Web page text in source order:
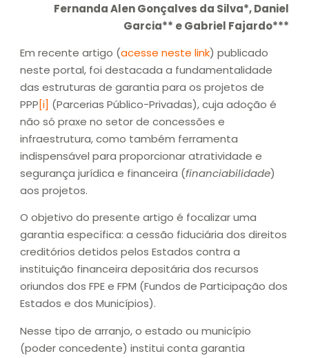
Fernanda Alen Gonçalves da Silva*, Daniel
Garcia** e Gabriel Fajardo***
Em recente artigo (acesse neste link) publicado
neste portal, foi destacada a fundamentalidade
das estruturas de garantia para os projetos de
PPP[i] (Parcerias Público-Privadas), cuja adoção é
não só praxe no setor de concessões e
infraestrutura, como também ferramenta
indispensável para proporcionar atratividade e
segurança jurídica e financeira (financiabilidade)
aos projetos.
O objetivo do presente artigo é focalizar uma
garantia específica: a cessão fiduciária dos direitos
creditórios detidos pelos Estados contra a
instituição financeira depositária dos recursos
oriundos dos FPE e FPM (Fundos de Participação dos
Estados e dos Municípios).
Nesse tipo de arranjo, o estado ou município
(poder concedente) institui conta garantia